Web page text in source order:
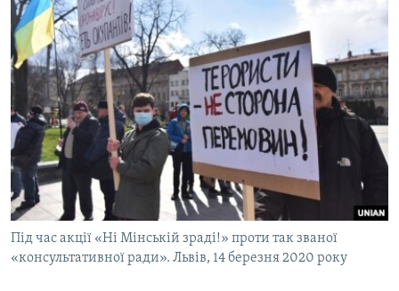
Під час акції «Ні Мінській зраді!» проти так званої
«консультативної ради». Львів, 14 березня 2020 року